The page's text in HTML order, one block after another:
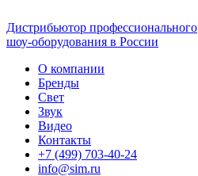
Дистрибьютор профессионального
шоу-оборудования в России
О компании
Бренды
Свет
Звук
Видео
Контакты
+7 (499) 703-40-24
info@sim.ru